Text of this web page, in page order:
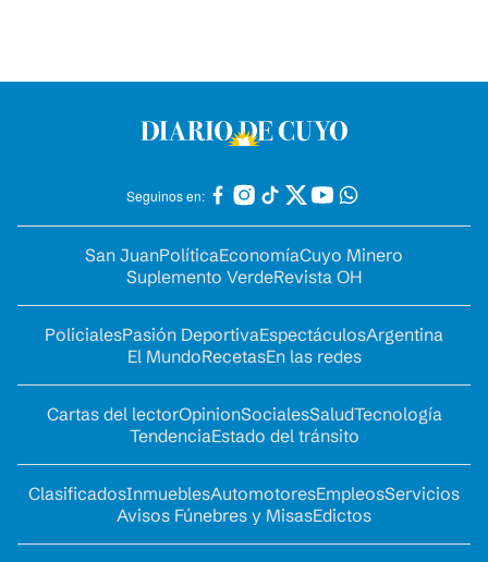
Seguinos en:
San JuanPolíticaEconomíaCuyo Minero
Suplemento VerdeRevista OH
PolicialesPasión DeportivaEspectáculosArgentina
El MundoRecetasEn las redes
Cartas del lectorOpinionSocialesSaludTecnología
TendenciaEstado del tránsito
ClasificadosInmueblesAutomotoresEmpleosServicios
Avisos Fúnebres y MisasEdictos